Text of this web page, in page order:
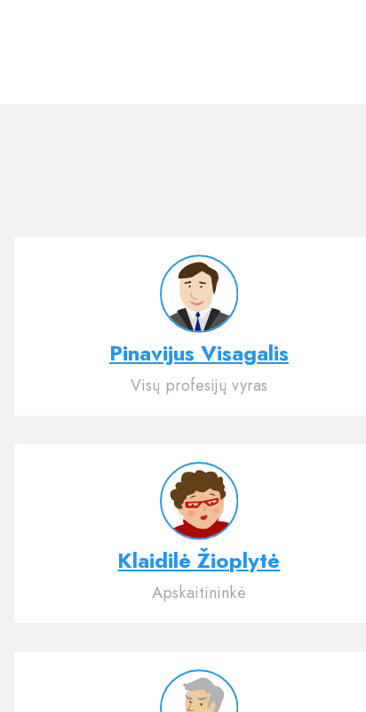
Pinavijus Visagalis
Visų profesijų vyras
Klaidilė Žioplytė
Apskaitininkė